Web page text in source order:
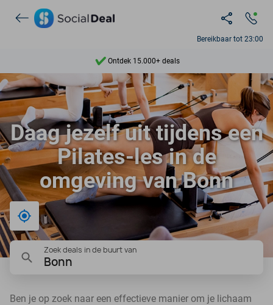
Bereikbaar tot 23:00
Ontdek 15.000+ deals
7 dagen per week beschikbaar
10+ miljoen leden
9,4
Ontdek 15.000+ deals
Daag jezelf uit tijdens een
Pilates-les in de
omgeving van Bonn
Bij mij in de buurt
Zoek deals in de buurt van
Bonn
Ben je op zoek naar een effectieve manier om je lichaam